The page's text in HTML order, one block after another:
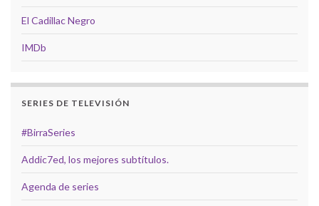
El Cadillac Negro
IMDb
SERIES DE TELEVISIÓN
#BirraSeries
Addic7ed, los mejores subtítulos.
Agenda de series